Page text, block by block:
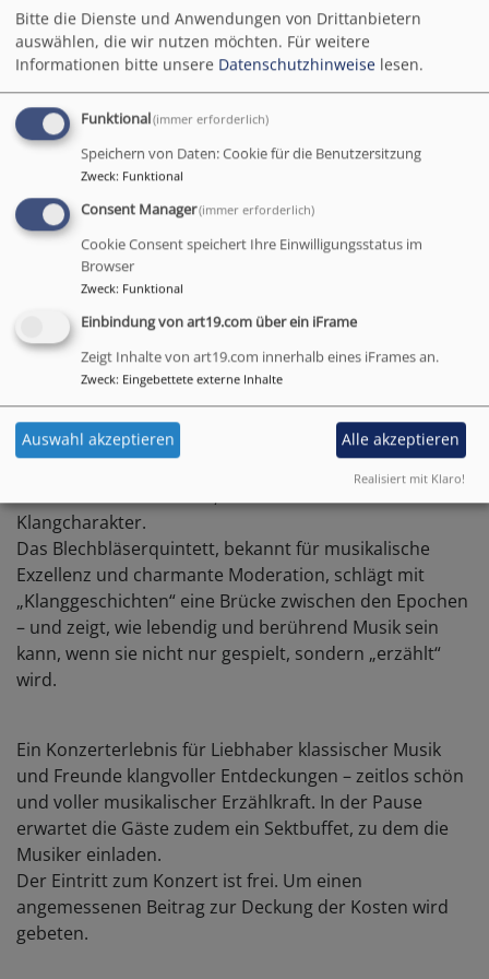
und einem Repertoire von beeindruckender
stilistischer Bandbreite.
Mit seinem neuen Konzertprogramm
„Klanggeschichten“ lädt CLASSIC BRASS das Publikum
zu einer eindrucksvollen Reise durch fünf Jahrhunderte
Barock über die emotionale Tiefe der Romantik bis hin
zu ausdrucksstarker Musik der Moderne entfalten die
fünf Blechbläser ein farbenreiches Klangspektrum –
virtuos, stilbewusst und mitreißend.
Jedes Werk im Programm erzählt seine eigene
Geschichte: mal festlich und majestätisch, mal zart und
kontemplativ, mal voller rhythmischer Energie. In der
besonderen Besetzung von CLASSIC BRASS entfalten
vertraute Meisterwerke ebenso wie unerwartete
Raritäten einen frischen, faszinierenden
Klangcharakter.
Das Blechbläserquintett, bekannt für musikalische
Exzellenz und charmante Moderation, schlägt mit
„Klanggeschichten“ eine Brücke zwischen den Epochen
– und zeigt, wie lebendig und berührend Musik sein
kann, wenn sie nicht nur gespielt, sondern „erzählt“
wird.
Ein Konzerterlebnis für Liebhaber klassischer Musik
und Freunde klangvoller Entdeckungen – zeitlos schön
und voller musikalischer Erzählkraft. In der Pause
erwartet die Gäste zudem ein Sektbuffet, zu dem die
Musiker einladen.
Der Eintritt zum Konzert ist frei. Um einen
angemessenen Beitrag zur Deckung der Kosten wird
gebeten.
Bitte die Dienste und Anwendungen von Drittanbietern
auswählen, die wir nutzen möchten. Für weitere
Informationen bitte unsere Datenschutzhinweise lesen.
Funktional(immer erforderlich)
Speichern von Daten: Cookie für die Benutzersitzung
Zweck: Funktional
Consent Manager(immer erforderlich)
Cookie Consent speichert Ihre Einwilligungsstatus im
Browser
Zweck: Funktional
Einbindung von art19.com über ein iFrame
Zeigt Inhalte von art19.com innerhalb eines iFrames an.
Zweck: Eingebettete externe Inhalte
Auswahl akzeptieren Alle akzeptieren
Realisiert mit Klaro!